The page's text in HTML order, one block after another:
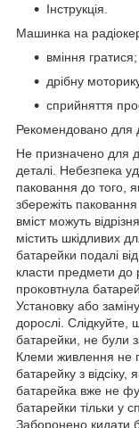
Інструкція.
Машинка на
вміння гратися;
дрібну
сприйняття
Рекомендовано для
Не призначено для
деталі. Небезпека
паковання до того,
збережіть
вміст можуть
містить шкідливих
батарейки подалі
класти предмети
проковтнула
Установку або
дорослі. Слідкуйте,
батарейки, не були
Клеми живлення не
батарейку з
батарейка вже не
батарейки тільки у
Заборонено кидати